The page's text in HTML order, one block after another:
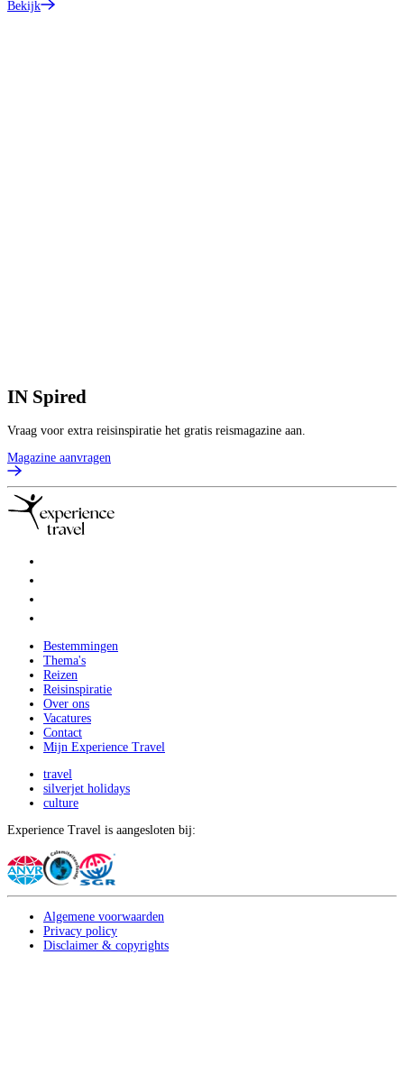
Bekijk
IN Spired
Vraag voor extra reisinspiratie het gratis reismagazine aan.
Magazine aanvragen
Bestemmingen
Thema's
Reizen
Reisinspiratie
Over ons
Vacatures
Contact
Mijn Experience Travel
travel
silverjet holidays
culture
Experience Travel is aangesloten bij:
Algemene voorwaarden
Privacy policy
Disclaimer & copyrights